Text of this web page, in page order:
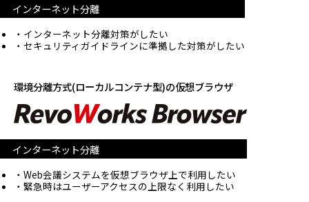
インターネット分離
インターネット分離対策がしたい
セキュリティガイドラインに準拠した対策がしたい
環境分離方式(ローカルコンテナ型)の仮想ブラウザ
インターネット分離
Web会議システムを仮想ブラウザ上で利用したい
緊急時はユーザーアクセスの上限なく利用したい